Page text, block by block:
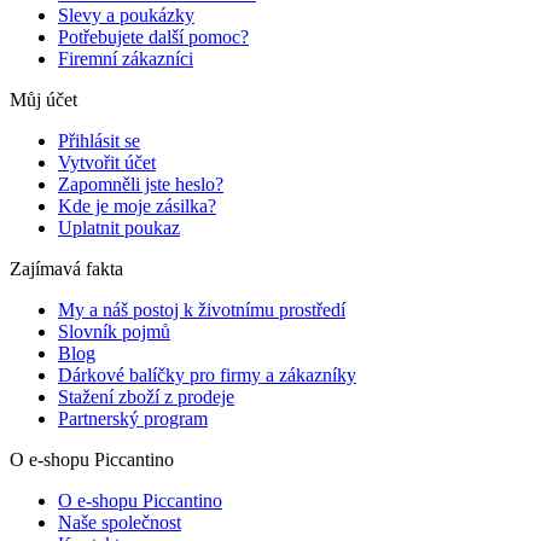
Slevy a poukázky
Potřebujete další pomoc?
Firemní zákazníci
Můj účet
Přihlásit se
Vytvořit účet
Zapomněli jste heslo?
Kde je moje zásilka?
Uplatnit poukaz
Zajímavá fakta
My a náš postoj k životnímu prostředí
Slovník pojmů
Blog
Dárkové balíčky pro firmy a zákazníky
Stažení zboží z prodeje
Partnerský program
O e-shopu Piccantino
O e-shopu Piccantino
Naše společnost